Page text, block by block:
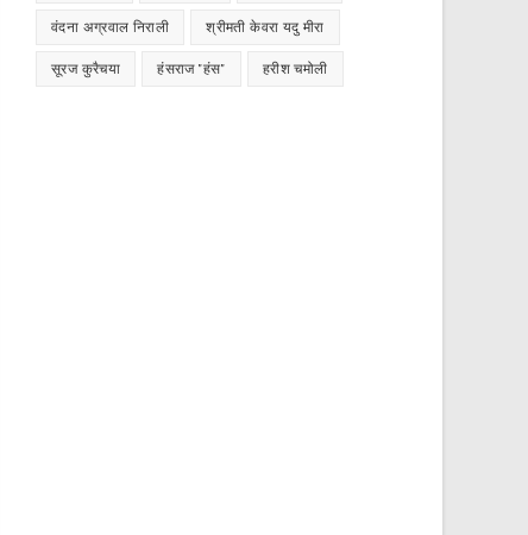
वंदना अग्रवाल निराली श्रीमती केवरा यदु मीरा
सूरज कुरैचया हंसराज "हंस" हरीश चमोली